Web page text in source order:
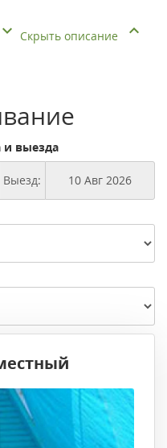
Скрыть описание
и выезда
Выезд: